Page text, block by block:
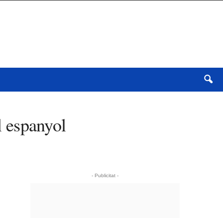
- Publicitat -